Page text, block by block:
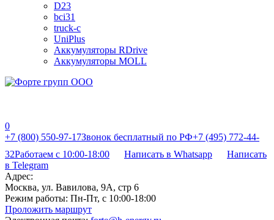
D23
bci31
truck-c
UniPlus
Аккумуляторы RDrive
Аккумуляторы MOLL
0
+7 (800) 550-97-17Звонок бесплатный по РФ+7 (495) 772-44-
32Работаем с 10:00-18:00 Написать в Whatsapp
Написать
в Telegram
Адрес:
Москва, ул. Вавилова, 9А, стр 6
Режим работы: Пн-Пт, с 10:00-18:00
Проложить маршрут